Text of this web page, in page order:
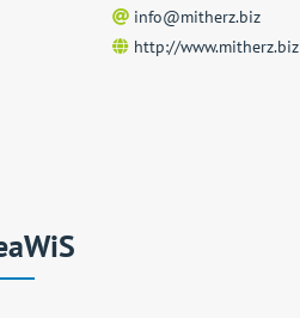
info@mitherz.biz
http://www.mitherz.biz